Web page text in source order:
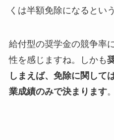
くは半額免除になる とい
給付型の奨学金の競争率
性を感じますね。しかも
しまえば、免除に関して
業成績のみで決まります。